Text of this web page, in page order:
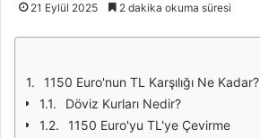
21 Eylül 2025 2 dakika okuma süresi
1150 Euro'nun TL Karşılığı Ne Kadar?
Döviz Kurları Nedir?
1150 Euro'yu TL'ye Çevirme